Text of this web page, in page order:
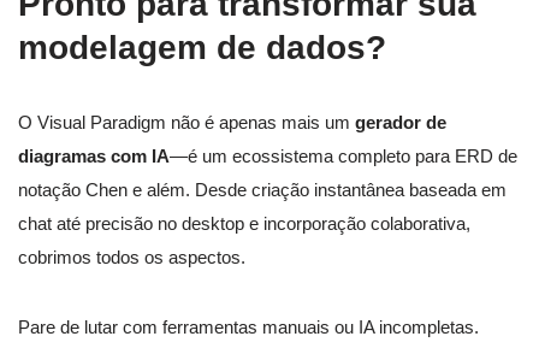
modelagem de dados?
O Visual Paradigm não é apenas mais um gerador de
diagramas com IA—é um ecossistema completo para ERD de
notação Chen e além. Desde criação instantânea baseada em
chat até precisão no desktop e incorporação colaborativa,
cobrimos todos os aspectos.
Pare de lutar com ferramentas manuais ou IA incompletas.